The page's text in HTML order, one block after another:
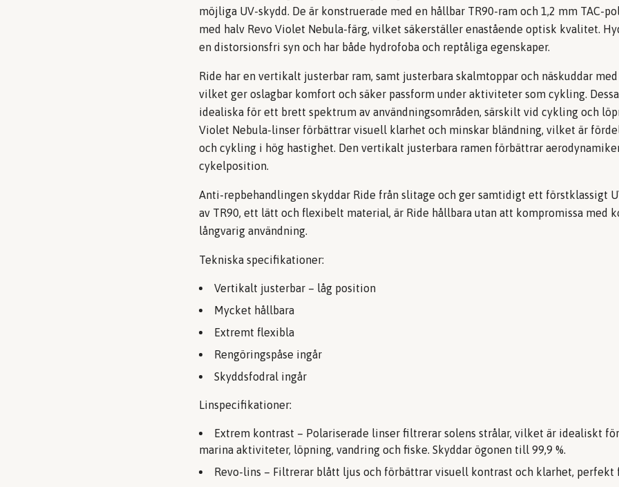
möjliga UV-skydd. De är konstruerade med en hållbar TR90-ram och 1,2 mm TAC-
med halv Revo Violet Nebula-färg, vilket säkerställer enastående optisk kvalitet.
en distorsionsfri syn och har både hydrofoba och reptåliga egenskaper.
Ride har en vertikalt justerbar ram, samt justerbara skalmtoppar och näskuddar
vilket ger oslagbar komfort och säker passform under aktiviteter som cykling.
idealiska för ett brett spektrum av användningsområden, särskilt vid cykling och
Violet Nebula-linser förbättrar visuell klarhet och minskar bländning, vilket är
och cykling i hög hastighet. Den vertikalt justerbara ramen förbättrar
cykelposition.
Anti-repbehandlingen skyddar Ride från slitage och ger samtidigt ett förstklassigt
av TR90, ett lätt och flexibelt material, är Ride hållbara utan att kompromissa med
långvarig användning.
Tekniska specifikationer:
Vertikalt justerbar – låg position
Mycket hållbara
Extremt flexibla
Rengöringspåse ingår
Skyddsfodral ingår
Linspecifikationer:
Extrem kontrast – Polariserade linser filtrerar solens strålar, vilket är idealiskt
marina aktiviteter, löpning, vandring och fiske. Skyddar ögonen till 99,9 %.
Revo-lins – Filtrerar blått ljus och förbättrar visuell kontrast och klarhet, perfekt